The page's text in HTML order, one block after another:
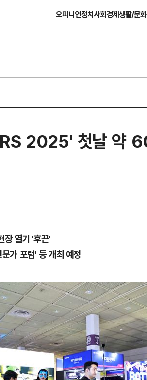
오피니언정치사회경제생활/문화
2025' 첫날 약
장 열기 '후끈'
가 포럼' 등 개최 예정